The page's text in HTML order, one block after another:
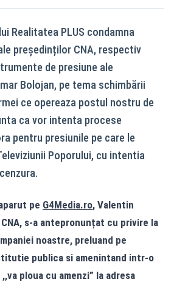
Realitatea PLUS condamna
președinților CNA, respectiv
de presiune ale
Bolojan, pe tema schimbării
ce opereaza postul nostru de
ca vor intenta procese
pentru presiunile pe care le
Poporului, cu intentia
pe G4Media.ro, Valentin
s-a antepronunțat cu privire la
noastre, preluand pe
publica si amenintand intr-o
ploua cu amenzi” la adresa